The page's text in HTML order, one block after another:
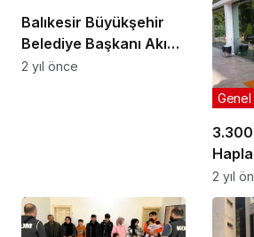
Balıkesir Büyükşehir
Belediye Başkanı Akın
Planlı çalışmayla 200
2 yıl önce
Genel
2 yıl